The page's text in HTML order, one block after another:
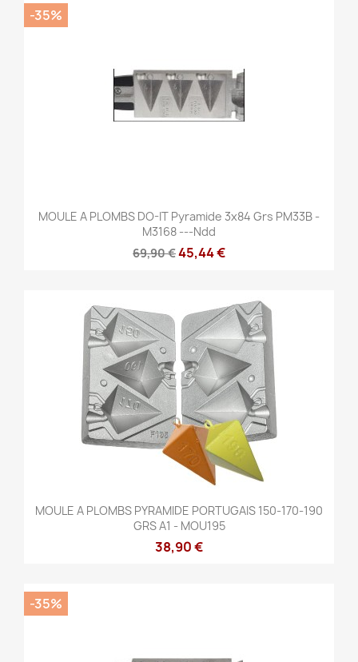
MOULE A PLOMBS DO-IT Pyramide 3x84 Grs PM33B -
M3168 ---ndd
69,90 €45,44 €
-35%
MOULE A PLOMBS PYRAMIDE PORTUGAIS 150-170-190
GRS A1 - MOU195
38,90 €
-35%